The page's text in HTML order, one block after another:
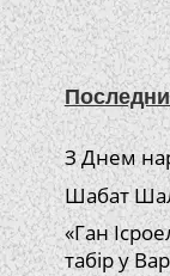
З Днем
Шабат
«Ган
табір у